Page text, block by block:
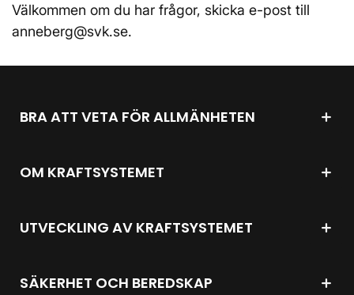
Välkommen om du har frågor, skicka e-post till
anneberg@svk.se.
BRA ATT VETA FÖR ALLMÄNHETEN
OM KRAFTSYSTEMET
UTVECKLING AV KRAFTSYSTEMET
SÄKERHET OCH BEREDSKAP